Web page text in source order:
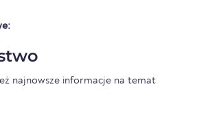
najnowsze informacje na temat